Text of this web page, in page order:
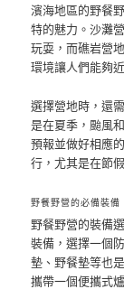
濱海地區的野餐
特的魅力。沙灘
玩耍，而礁岩營
環境讓人們能夠
選擇營地時，還
是在夏季，颱風
預報並做好相應
行，尤其是在節
野餐野營的必備裝備
野餐野營的裝備
裝備，選擇一個
墊、野餐墊等也
攜帶一個便攜式